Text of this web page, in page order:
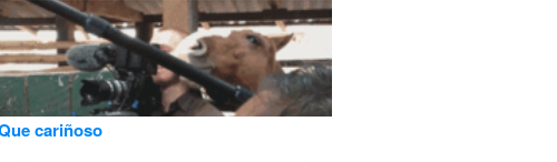
cariñoso